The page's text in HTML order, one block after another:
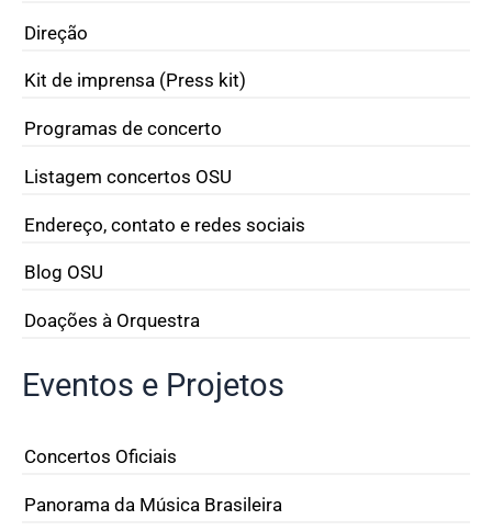
Direção
Kit de imprensa (Press kit)
Programas de concerto
Listagem concertos OSU
Endereço, contato e redes sociais
Blog OSU
Doações à Orquestra
Eventos e Projetos
Concertos Oficiais
Panorama da Música Brasileira